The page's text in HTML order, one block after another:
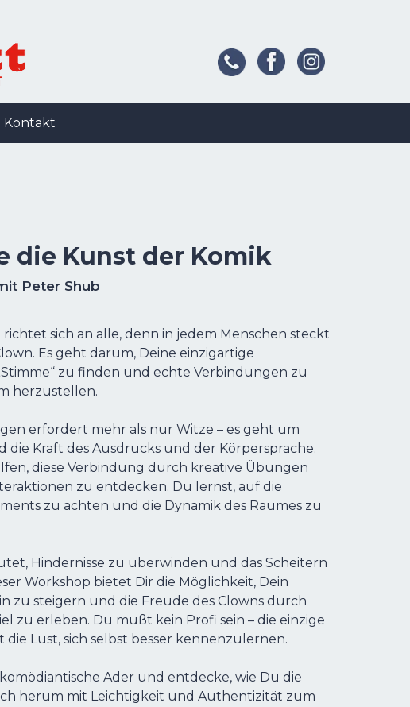
Kontakt
richtet sich an alle, denn in jedem Menschen steckt
Es geht darum, Deine einzigartige
zu finden und echte Verbindungen zu
herzustellen.
erfordert mehr als nur Witze – es geht um
Kraft des Ausdrucks und der Körpersprache.
diese Verbindung durch kreative Übungen
zu entdecken. Du lernst, auf die
zu achten und die Dynamik des Raumes zu
Hindernisse zu überwinden und das Scheitern
Workshop bietet Dir die Möglichkeit, Dein
zu steigern und die Freude des Clowns durch
zu erleben. Du mußt kein Profi sein – die einzige
die Lust, sich selbst besser kennenzulernen.
Ader und entdecke, wie Du die
herum mit Leichtigkeit und Authentizität zum
Peter Shub
die Kunst der Komik